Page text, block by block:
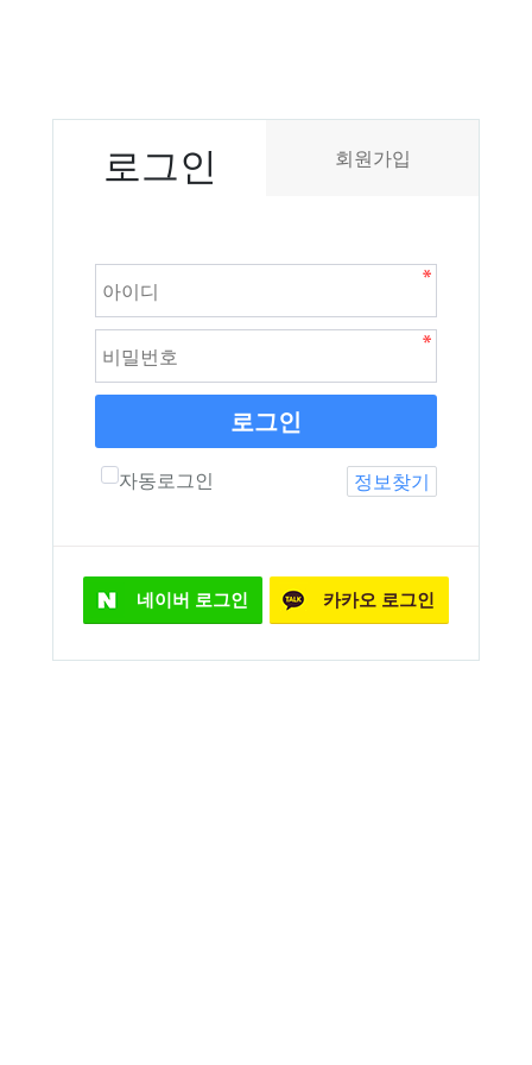
로그인 회원가입
로그인
자동로그인 정보찾기
네이버 로그인 카카오 로그인